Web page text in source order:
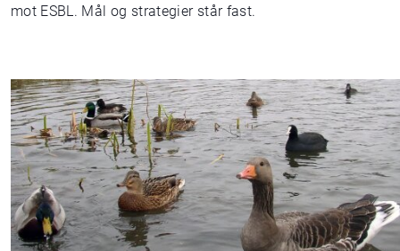
mot ESBL. Mål og strategier står fast.